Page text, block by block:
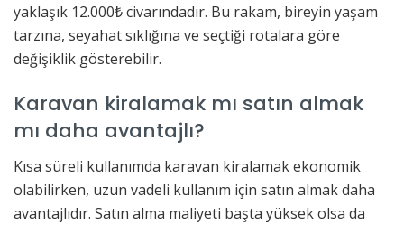
yaklaşık 12.000₺ civarındadır. Bu rakam, bireyin yaşam
tarzına, seyahat sıklığına ve seçtiği rotalara göre
değişiklik gösterebilir.
Karavan kiralamak mı satın almak
mı daha avantajlı?
Kısa süreli kullanımda karavan kiralamak ekonomik
olabilirken, uzun vadeli kullanım için satın almak daha
avantajlıdır. Satın alma maliyeti başta yüksek olsa da